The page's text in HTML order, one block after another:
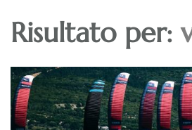
Risultato per: